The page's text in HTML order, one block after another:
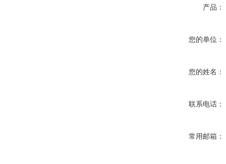
产品：
您的单位：
您的姓名：
联系电话：
常用邮箱：